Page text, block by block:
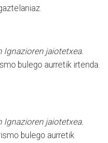
Ignazioren jaiotetxea.
bulego aurretik irtenda.
Ignazioren jaiotetxea.
bulego aurretik